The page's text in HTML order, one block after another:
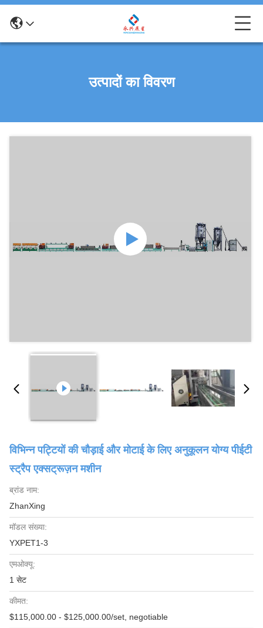
उत्पादों का विवरण
विभिन्न पट्टियों की चौड़ाई और मोटाई के लिए अनुकूलन योग्य पीईटी
स्ट्रैप एक्सट्रूज़न मशीन
ब्रांड नाम:
ZhanXing
मॉडल संख्या:
YXPET1-3
एमओक्यू:
1 सेट
कीमत:
$115,000.00 - $125,000.00/set, negotiable